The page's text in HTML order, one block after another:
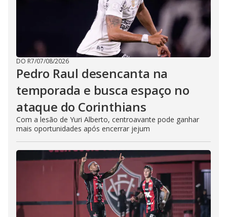
DO R7/07/08/2026
Pedro Raul desencanta na
temporada e busca espaço no
ataque do Corinthians
Com a lesão de Yuri Alberto, centroavante pode ganhar
mais oportunidades após encerrar jejum